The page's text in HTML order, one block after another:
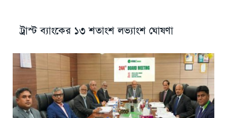
ট্রাস্ট ব্যাংকের ১৩ শতাংশ লভ্যাংশ ঘোষণা